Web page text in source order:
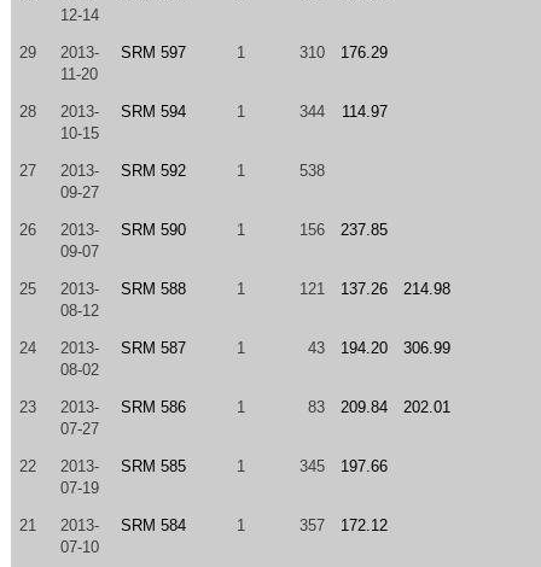
12-14
29
2013-
11-20
SRM 597 1 310 176.29
28
2013-
10-15
SRM 594 1 344 114.97
27
2013-
09-27
SRM 592 1 538
26
2013-
09-07
SRM 590 1 156 237.85
25
2013-
08-12
SRM 588 1 121 137.26 214.98
24
2013-
08-02
SRM 587 1 43 194.20 306.99
23
2013-
07-27
SRM 586 1 83 209.84 202.01
22
2013-
07-19
SRM 585 1 345 197.66
21
2013-
07-10
SRM 584 1 357 172.12